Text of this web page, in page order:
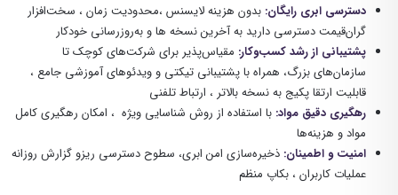
دسترسی ابری رایگان: بدون هزینه لایسنس ،محدودیت زمان ، سخت‌افزار
گران‌قیمت دسترسی دارید به آخرین نسخه ها و به‌روزرسانی خودکار
پشتیبانی از رشد کسب‌وکار: مقیاس‌پذیر برای شرکت‌های کوچک تا
سازمان‌های بزرگ، همراه با پشتیبانی تیکتی و ویدئوهای آموزشی جامع ،
قابلیت ارتقا پکیج به نسخه بالاتر ، ارتباط تلفنی
رهگیری دقیق مواد: با استفاده از روش شناسایی ویژه ، امکان رهگیری کامل
مواد و هزینه‌ها
امنیت و اطمینان: ذخیره‌سازی امن ابری، سطوح دسترسی ریزو گزارش روزانه
عملیات کاربران ، بکاپ منظم